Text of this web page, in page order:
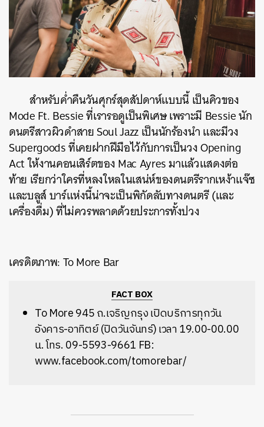
สำหรับค่ำคืนวันศุกร์สุดสัปดาห์แบบนี้ เป็นคิวของ
Mode Ft. Bessie ที่เรารอดูเป็นพิเศษ เพราะมี Bessie นัก
ดนตรีสาวผิวดำสาย Soul Jazz เป็นนักร้องนำ และมีวง
Supergoods ที่เคยฝากฝีมือไว้กับการเป็นวง Opening
Act ให้งานคอนเสิร์ตของ Mac Ayres มาแล้วแสดงต่อ
ท้าย เรียกว่าใครที่หลงใหลในเสน่ห์ของดนตรีรากเหง้าแจ๊ซ
และบลูส์ บาร์แห่งนี้น่าจะเป็นพิกัดลับทางดนตรี (และ
เครื่องดื่ม) ที่ไม่ควรพลาดด้วยประการทั้งปวง
เครดิตภาพ:To More Bar
FACT BOX
To More 945 ถ.เจริญกรุง เปิดบริการทุกวัน
อังคาร-อาทิตย์ (ปิดวันจันทร์) เวลา 19.00-00.00
น. โทร. 09-5593-9661 FB:
www.facebook.com/tomorebar/